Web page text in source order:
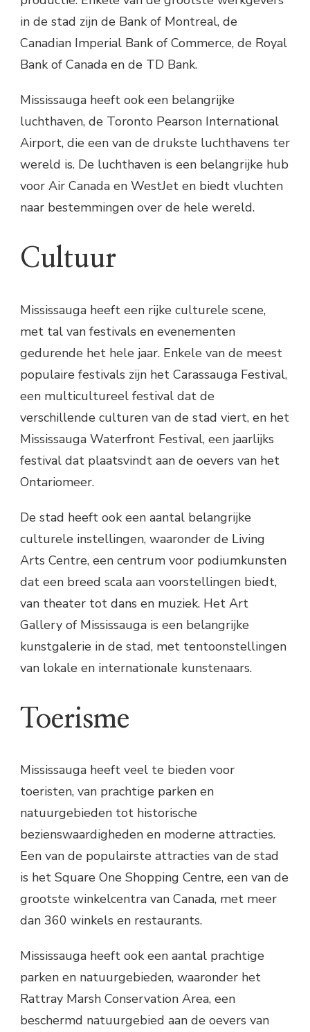
in de stad zijn de Bank of Montreal, de
Canadian Imperial Bank of Commerce, de Royal
Bank of Canada en de TD Bank.
Mississauga heeft ook een belangrijke
luchthaven, de Toronto Pearson International
Airport, die een van de drukste luchthavens ter
wereld is. De luchthaven is een belangrijke hub
voor Air Canada en WestJet en biedt vluchten
naar bestemmingen over de hele wereld.
Cultuur
Mississauga heeft een rijke culturele scene,
met tal van festivals en evenementen
gedurende het hele jaar. Enkele van de meest
populaire festivals zijn het Carassauga Festival,
een multicultureel festival dat de
verschillende culturen van de stad viert, en het
Mississauga Waterfront Festival, een jaarlijks
festival dat plaatsvindt aan de oevers van het
Ontariomeer.
De stad heeft ook een aantal belangrijke
culturele instellingen, waaronder de Living
Arts Centre, een centrum voor podiumkunsten
dat een breed scala aan voorstellingen biedt,
van theater tot dans en muziek. Het Art
Gallery of Mississauga is een belangrijke
kunstgalerie in de stad, met tentoonstellingen
van lokale en internationale kunstenaars.
Toerisme
Mississauga heeft veel te bieden voor
toeristen, van prachtige parken en
natuurgebieden tot historische
bezienswaardigheden en moderne attracties.
Een van de populairste attracties van de stad
is het Square One Shopping Centre, een van de
grootste winkelcentra van Canada, met meer
dan 360 winkels en restaurants.
Mississauga heeft ook een aantal prachtige
parken en natuurgebieden, waaronder het
Rattray Marsh Conservation Area, een
beschermd natuurgebied aan de oevers van